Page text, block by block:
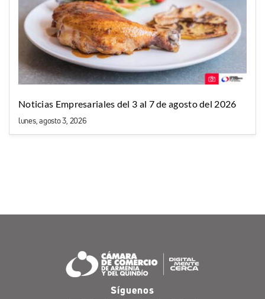
Noticias Empresariales del 3 al 7 de agosto del 2026
lunes, agosto 3, 2026
Síguenos